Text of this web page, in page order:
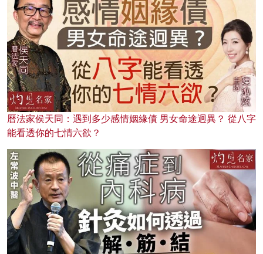
曆法家侯天同：遇到多少感情姻緣債 男女命途迥異？ 從八字
能看透你的七情六欲？